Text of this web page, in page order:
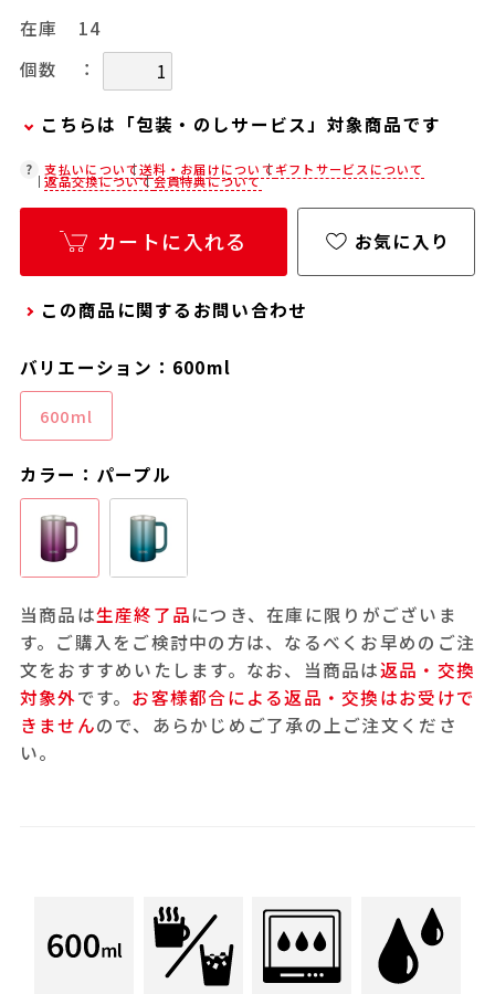
在庫
14
個数
：
こちらは「包装・のしサービス」対象商品です
弊社での包装・のしを希望される場合は、商品を
カートに入れた後に「会員限定のし・ラッピング
(330円/個)設定へ」ボタンからお手続きくださ
い。
バッグは含まれておりません。手提げ袋やギフト
願いいたします。
通常商品用ギフト用品(バッグ・紙袋)
支払いについて送料・お届けについてギフトサービスについて
返品交換について会員特典について
カートに入れる お気に入り
この商品に関するお問い合わせ
バリエーション：600ml
600ml
カラー：パープル
当商品は生産終了品につき、在庫に限りがございま
す。ご購入をご検討中の方は、なるべくお早めのご注
文をおすすめいたします。なお、当商品は返品・交換
対象外です。 お客様都合による返品・交換はお受けで
きませんので、あらかじめご了承の上ご注文くださ
い。